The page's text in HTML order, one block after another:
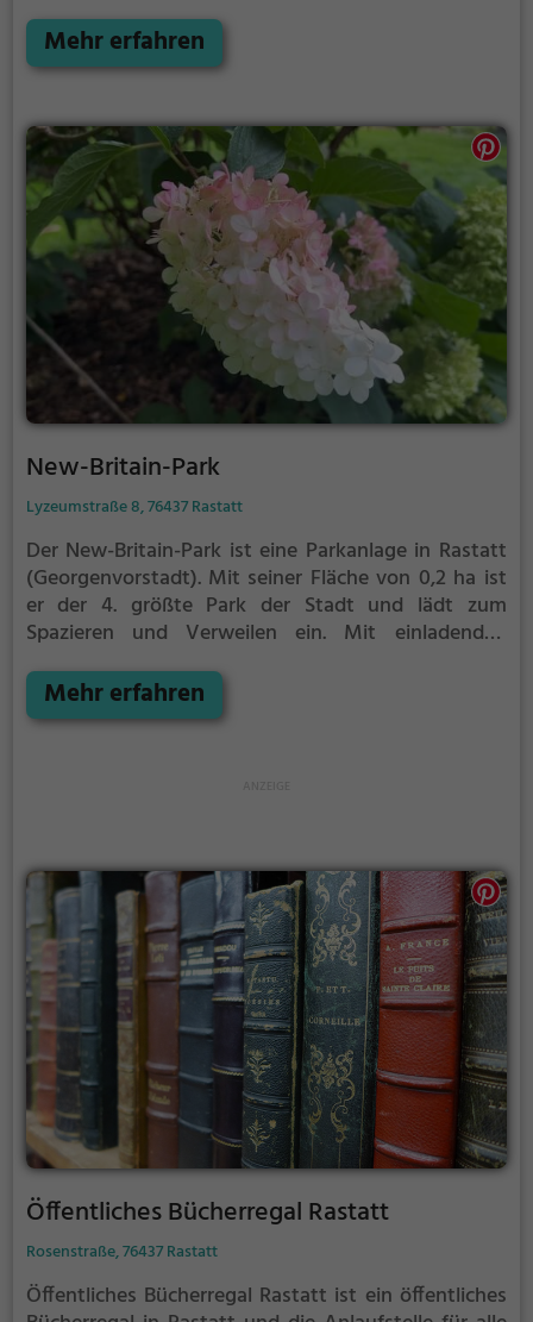
Mehr erfahren
New-Britain-Park
Lyzeumstraße 8, 76437 Rastatt
Der New-Britain-Park ist eine Parkanlage in Rastatt
(Georgenvorstadt). Mit seiner Fläche von 0,2 ha ist
er der 4. größte Park der Stadt und lädt zum
Spazieren und Verweilen ein. Mit einladenden
Britain-Park zahlreiche Möglichkeiten zur
Entspannung.
Mehr erfahren
Öffentliches Bücherregal Rastatt
Rosenstraße, 76437 Rastatt
Öffentliches Bücherregal Rastatt ist ein öffentliches